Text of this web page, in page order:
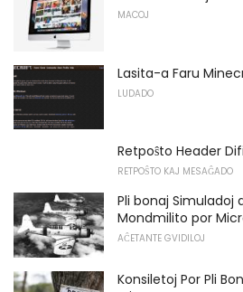
MACOJ
Lasita-a Faru
LUDADO
Retpoŝto Header
RETPOŜTO KAJ MESAĜADO
Pli bonaj Simuladoj
Mondmilito por
AĈETANTE GVIDILOJ
Konsiletoj Por Pli